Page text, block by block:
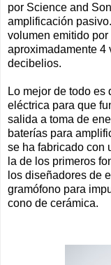
por Science and
amplificación
volumen emitido
aproximadamente 4
decibelios.
Lo mejor de todo es
eléctrica para que
salida a toma de
baterías para
se ha fabricado con
la de los primeros
los diseñadores de
gramófono para
cono de cerámica.